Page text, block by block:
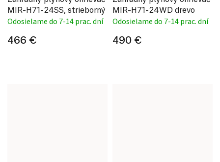
MIR-H71-24SS, strieborný
Odosielame do 7-14 prac. dní
466 €
MIR-H71-24WD drevo
Odosielame do 7-14 prac. dní
490 €